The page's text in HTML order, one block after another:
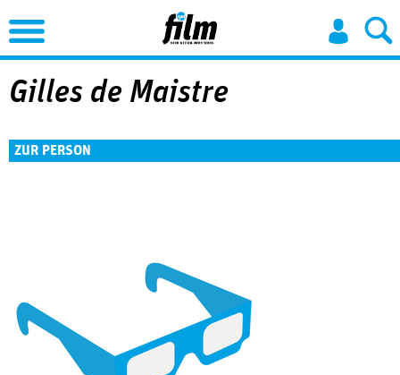
Jump to Navigation
Gilles de Maistre
ZUR PERSON